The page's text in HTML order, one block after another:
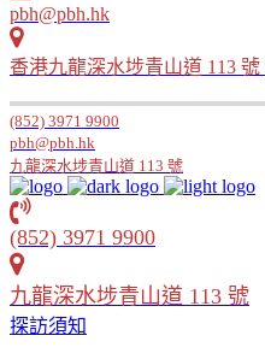
pbh@pbh.hk
香港九龍深水埗青山道 113 號
(852) 3971 9900
pbh@pbh.hk
九龍深水埗青山道 113 號
(852) 3971 9900
九龍深水埗青山道 113 號
探訪須知